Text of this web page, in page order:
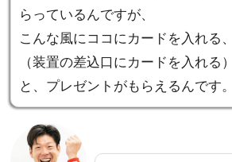
らっているんですが、
こんな風にココにカードを入れる、
（装置の差込口にカードを入れる）
と、プレゼントがもらえるんです。